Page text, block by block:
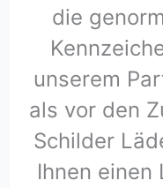
die
unserem
als vor den
Schilder
Ihnen einen